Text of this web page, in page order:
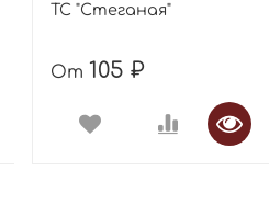
ТС "Стеганая"
От 105 ₽